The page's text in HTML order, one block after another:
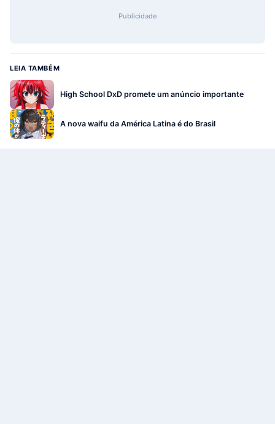
Publicidade
LEIA TAMBÉM
High School DxD promete um anúncio importante
A nova waifu da América Latina é do Brasil